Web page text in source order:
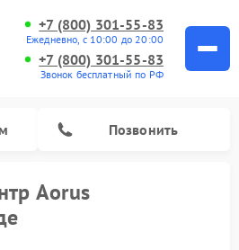
+7 (800) 301-55-83
Ежедневно, с 10:00 до 20:00
+7 (800) 301-55-83
Звонок бесплатный по РФ
Позвонить
Aorus